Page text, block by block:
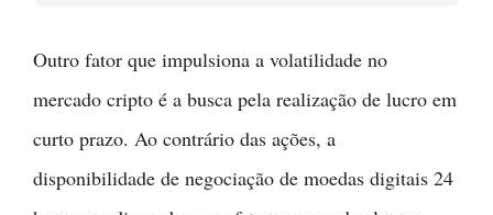
Outro fator que impulsiona a volatilidade no
mercado cripto é a busca pela realização de lucro em
curto prazo. Ao contrário das ações, a
disponibilidade de negociação de moedas digitais 24